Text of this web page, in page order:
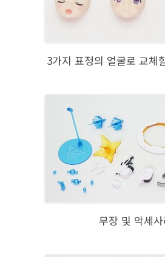
3가지 표정의 얼굴로 교체
무장 및 악세사